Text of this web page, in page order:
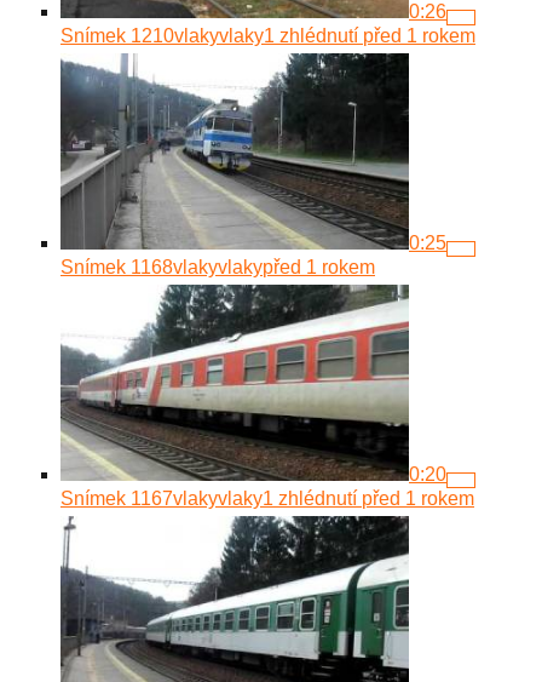
0:26
Snímek 1210vlakyvlaky1 zhlédnutí před 1 rokem
0:25
Snímek 1168vlakyvlakypřed 1 rokem
0:20
Snímek 1167vlakyvlaky1 zhlédnutí před 1 rokem